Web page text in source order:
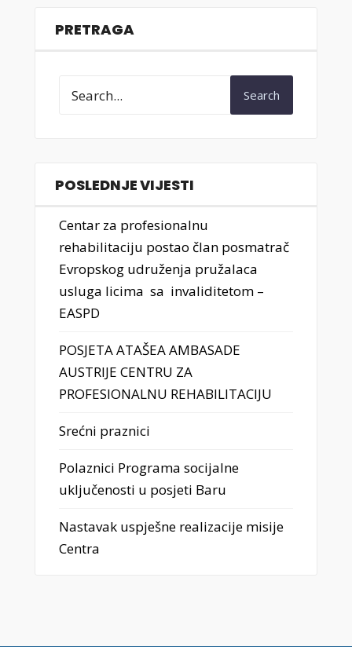
PRETRAGA
Search
POSLEDNJE VIJESTI
Centar za profesionalnu
rehabilitaciju postao član posmatrač
Evropskog udruženja pružalaca
usluga licima sa invaliditetom –
EASPD
POSJETA ATAŠEA AMBASADE
AUSTRIJE CENTRU ZA
PROFESIONALNU REHABILITACIJU
Srećni praznici
Polaznici Programa socijalne
uključenosti u posjeti Baru
Nastavak uspješne realizacije misije
Centra